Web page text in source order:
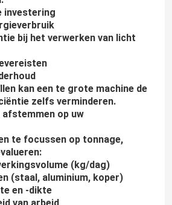
investering
bij het verwerken van licht
kan een te grote machine de
zelfs verminderen.
op uw
te focussen op tonnage,
(kg/dag)
(staal, aluminium, koper)
en -dikte